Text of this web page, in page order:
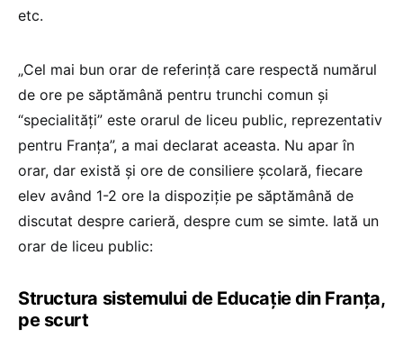
etc.
„Cel mai bun orar de referință care respectă numărul
de ore pe săptămână pentru trunchi comun și
“specialități” este orarul de liceu public, reprezentativ
pentru Franța”, a mai declarat aceasta. Nu apar în
orar, dar există și ore de consiliere școlară, fiecare
elev având 1-2 ore la dispoziție pe săptămână de
discutat despre carieră, despre cum se simte. Iată un
orar de liceu public:
Structura sistemului de Educație din Franța,
pe scurt